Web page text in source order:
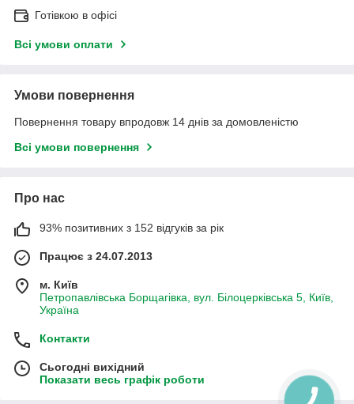
Готівкою в офісі
Всі умови оплати
Умови повернення
Повернення товару впродовж 14 днів за домовленістю
Всі умови повернення
Про нас
93% позитивних з 152 відгуків за рік
Працює з 24.07.2013
м. Київ
Петропавлівська Борщагівка, вул. Білоцерківська 5, Київ,
Україна
Контакти
Сьогодні вихідний
Показати весь графік роботи
КНОПКА